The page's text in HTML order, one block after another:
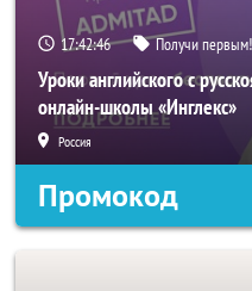
17:42:44 Получи первым!
Уроки английского с
онлайн-школы «Инглекс»
Россия
Промокод